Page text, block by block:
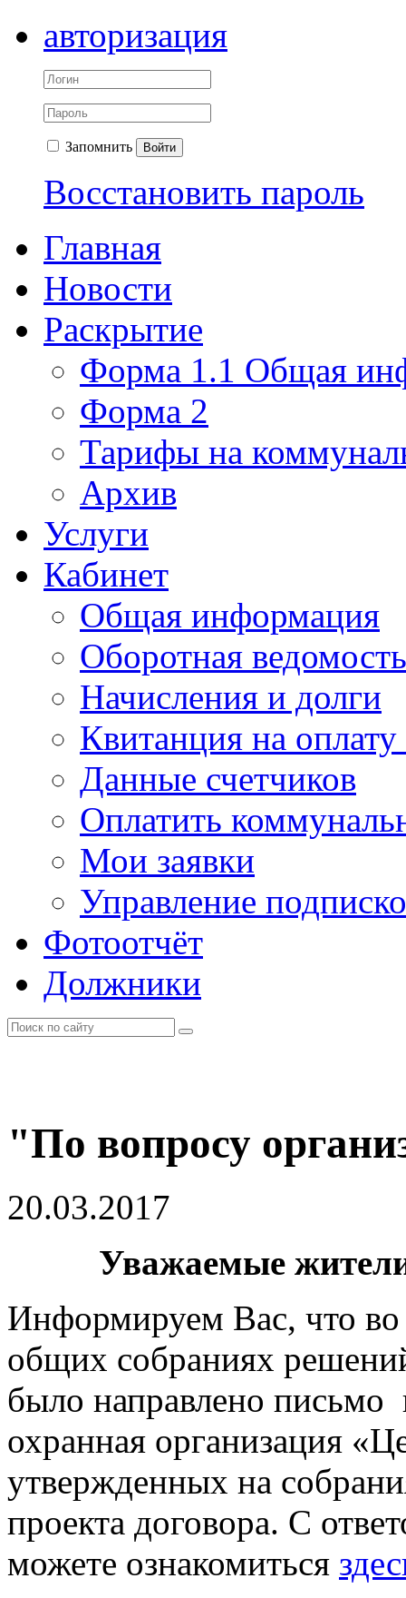
авторизация
Запомнить Войти
Восстановить пароль
Главная
Новости
Раскрытие
Форма 1.1 Общая
Форма 2
Тарифы на
Архив
Услуги
Кабинет
Общая информация
Оборотная ведомость
Начисления и долги
Квитанция на
Данные счетчиков
Оплатить
Мои заявки
Управление
Фотоотчёт
Должники
"По вопросу
20.03.2017
Уважаемые
Информируем Вас, что
общих собраниях
было направлено
охранная организация
утвержденных на
проекта договора. С
можете ознакомиться